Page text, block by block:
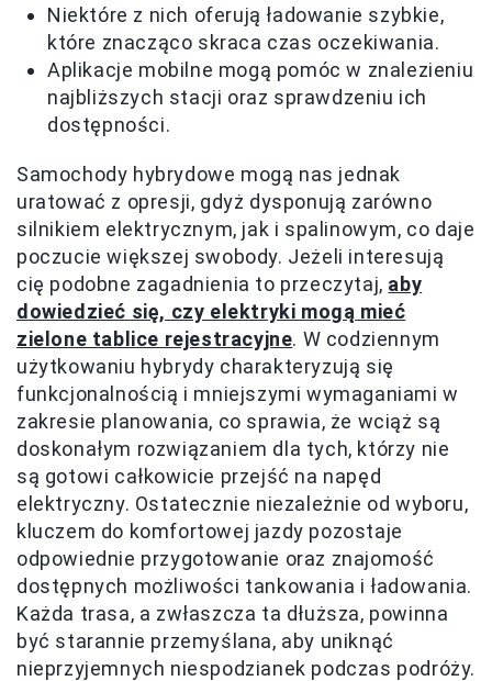
Niektóre z nich oferują ładowanie szybkie,
które znacząco skraca czas oczekiwania.
Aplikacje mobilne mogą pomóc w znalezieniu
najbliższych stacji oraz sprawdzeniu ich
dostępności.
Samochody hybrydowe mogą nas jednak
uratować z opresji, gdyż dysponują zarówno
silnikiem elektrycznym, jak i spalinowym, co daje
poczucie większej swobody. Jeżeli interesują
cię podobne zagadnienia to przeczytaj, aby
dowiedzieć się, czy elektryki mogą mieć
zielone tablice rejestracyjne. W codziennym
użytkowaniu hybrydy charakteryzują się
funkcjonalnością i mniejszymi wymaganiami w
zakresie planowania, co sprawia, że wciąż są
doskonałym rozwiązaniem dla tych, którzy nie
są gotowi całkowicie przejść na napęd
elektryczny. Ostatecznie niezależnie od wyboru,
kluczem do komfortowej jazdy pozostaje
odpowiednie przygotowanie oraz znajomość
dostępnych możliwości tankowania i ładowania.
Każda trasa, a zwłaszcza ta dłuższa, powinna
być starannie przemyślana, aby uniknąć
nieprzyjemnych niespodzianek podczas podróży.